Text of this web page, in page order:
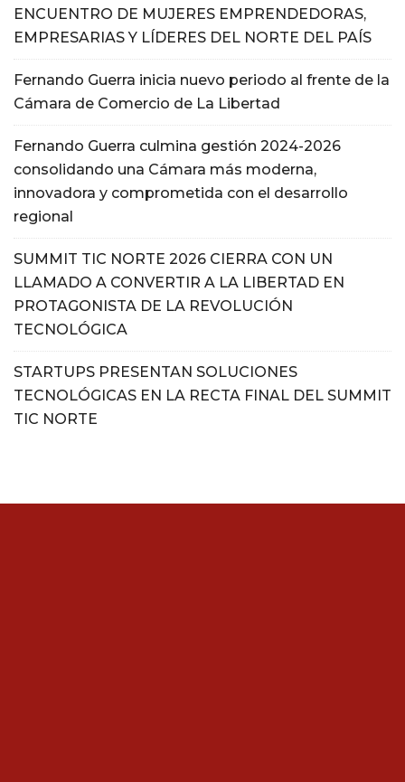
ENCUENTRO DE MUJERES EMPRENDEDORAS,
EMPRESARIAS Y LÍDERES DEL NORTE DEL PAÍS
Fernando Guerra inicia nuevo periodo al frente de la
Cámara de Comercio de La Libertad
Fernando Guerra culmina gestión 2024-2026
consolidando una Cámara más moderna,
innovadora y comprometida con el desarrollo
regional
SUMMIT TIC NORTE 2026 CIERRA CON UN
LLAMADO A CONVERTIR A LA LIBERTAD EN
PROTAGONISTA DE LA REVOLUCIÓN
TECNOLÓGICA
STARTUPS PRESENTAN SOLUCIONES
TECNOLÓGICAS EN LA RECTA FINAL DEL SUMMIT
TIC NORTE